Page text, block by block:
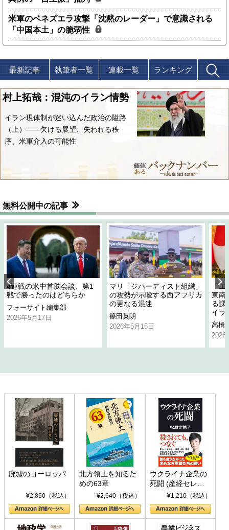
米軍のベネズエラ攻撃「沈黙のレーダー」で意識される
「中国本土」の脆弱性
最新記事 執筆者一覧 連載一覧 ランキング
村上拓哉：混沌のイラン情勢
イラン現体制が迷い込んだ政治の隘路
（上）――欠ける展望、失われる秩
序、米軍介入の可能性
無料公開中の記事
4連戦の米中首脳会談、第1
戦で勝ったのはどちらか
フォーサイト編集部
2026年5月17日
マリ「ジハーディスト組織」
の攻勢が示唆する西アフリカ
の更なる混迷
篠田英朗
2026年5月15日
「
東南
る課
イラ
高橋
2026
廃墟のヨーロッパ
¥2,860（税込）
北方領土を知るた
めの63章
¥2,640（税込）
ウクライナ企業の
死闘 (産経セレク
ト S 039)¥1,210（税込）